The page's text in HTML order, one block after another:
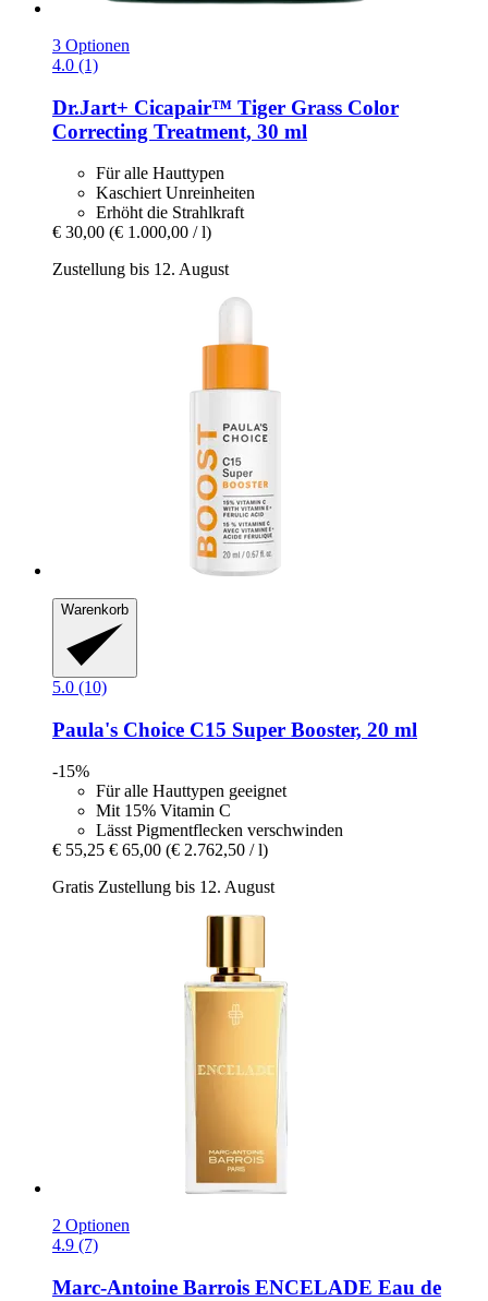
3 Optionen
4.0 (1)
Dr.Jart+ Cicapair™ Tiger Grass Color
Correcting Treatment, 30 ml
Für alle Hauttypen
Kaschiert Unreinheiten
Erhöht die Strahlkraft
€ 30,00 (€ 1.000,00 / l)
Zustellung bis 12. August
Warenkorb
5.0 (10)
Paula's Choice C15 Super Booster, 20 ml
-15%
Für alle Hauttypen geeignet
Mit 15% Vitamin C
Lässt Pigmentflecken verschwinden
€ 55,25 € 65,00 (€ 2.762,50 / l)
Gratis Zustellung bis 12. August
2 Optionen
4.9 (7)
Marc-Antoine Barrois ENCELADE Eau de